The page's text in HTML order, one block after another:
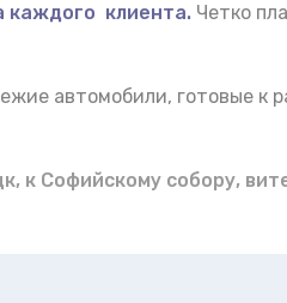
каждого клиента. Четко
автомобили, готовые к
к Софийскому собору,